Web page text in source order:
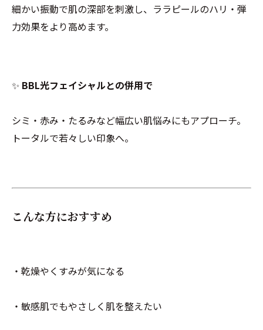
細かい振動で肌の深部を刺激し、ララピールのハリ・弾
力効果をより高めます。
✨ BBL光フェイシャルとの併用で
シミ・赤み・たるみなど幅広い肌悩みにもアプローチ。
トータルで若々しい印象へ。
こんな方におすすめ
・乾燥やくすみが気になる
・敏感肌でもやさしく肌を整えたい